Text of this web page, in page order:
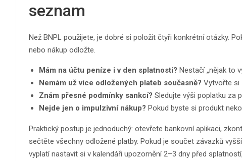
seznam
Než BNPL použijete, je dobré si položit čtyři konkrétní otázky.
nebo nákup odložte.
Mám na účtu peníze i v den splatnosti? Nestačí „nějak to
Nemám už více odložených plateb současně? Vytvořte si
Znám přesné podmínky sankcí? Sledujte výši poplatku za
Nejde jen o impulzivní nákup? Pokud byste si produkt
Praktický postup je jednoduchý: otevřete bankovní aplikaci,
sečtěte všechny odložené platby. Pokud je součet závazků
vyplatí nastavit si v kalendáři upozornění 2–3 dny před